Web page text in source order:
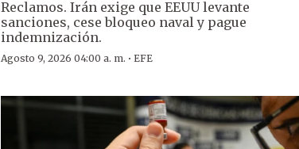
Reclamos. Irán exige que EEUU levante
sanciones, cese bloqueo naval y pague
indemnización.
Agosto 9, 2026 04:00 a. m. ·EFE